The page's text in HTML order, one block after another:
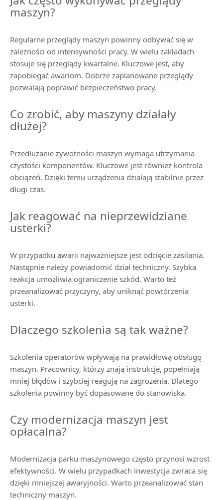
maszyn?
Regularne przeglądy maszyn powinny odbywać się w
zależności od intensywności pracy. W wielu zakładach
stosuje się przeglądy kwartalne. Kluczowe jest, aby
zapobiegać awariom. Dobrze zaplanowane przeglądy
pozwalają poprawić bezpieczeństwo pracy.
Co zrobić, aby maszyny działały
dłużej?
Przedłużanie żywotności maszyn wymaga utrzymania
czystości komponentów. Kluczowe jest również kontrola
obciążeń. Dzięki temu urządzenia działają stabilnie przez
długi czas.
Jak reagować na nieprzewidziane
usterki?
W przypadku awarii najważniejsze jest odcięcie zasilania.
Następnie należy powiadomić dział techniczny. Szybka
reakcja umożliwia ograniczenie szkód. Warto też
przeanalizować przyczyny, aby uniknąć powtórzenia
usterki.
Dlaczego szkolenia są tak ważne?
Szkolenia operatorów wpływają na prawidłową obsługę
maszyn. Pracownicy, którzy znają instrukcje, popełniają
mniej błędów i szybciej reagują na zagrożenia. Dlatego
szkolenia powinny być dopasowane do stanowiska.
Czy modernizacja maszyn jest
opłacalna?
Modernizacja parku maszynowego często przynosi wzrost
efektywności. W wielu przypadkach inwestycja zwraca się
dzięki mniejszej awaryjności. Warto przeanalizować stan
techniczny maszyn.